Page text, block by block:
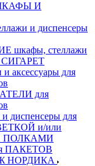
И
и диспенсеры
шкафы, стеллажи
СИГАРЕТ
аксессуары для
для
диспенсеры для
и/или
ПАКЕТОВ
НОРДИКА